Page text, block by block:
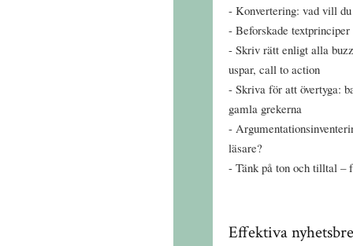
Konvertering: vad vill
Beforskade
Skriv rätt enligt alla
uspar, call to action
Skriva för att övertyga:
gamla grekerna
läsare?
Tänk på ton och tilltal –
Effektiva